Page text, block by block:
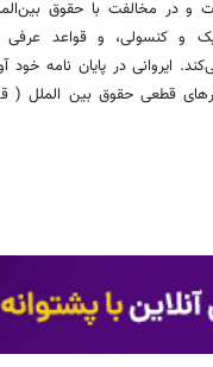
در مخالفت با حقوق
و کنسولی، و قواعد
ایروانی در پایان نامه خود
قطعی حقوق بین الملل (